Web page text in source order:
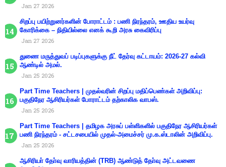
Jan 27 2026
சிறப்பு பயிற்றுனர்களின் போராட்டம் : பணி நிரந்தரம், ஊதிய உயர்வு
கோரிக்கை – நிதியில்லை எனக் கூறி அரசு கைவிரிப்பு
Jan 27 2026
துணை மருத்துவப் படிப்புகளுக்கு நீட் தேர்வு கட்டாயம்: 2026-27 கல்வி
ஆண்டில் அமல்.
Jan 25 2026
Part Time Teachers | முதல்வரின் சிறப்பு மதிப்பெண்கள் அறிவிப்பு:
பகுதிநேர ஆசிரியர்கள் போராட்டம் தற்காலிக வாபஸ்.
Jan 25 2026
Part Time Teachers | தமிழக அரசுப் பள்ளிகளில் பகுதிநேர ஆசிரியர்கள்
பணி நிரந்தரம் - சட்டசபையில் முதல்-அமைச்சர் மு.க.ஸ்டாலின் அறிவிப்பு.
Jan 25 2026
ஆசிரியா் தோ்வு வாரியத்தின் (TRB) ஆண்டுத் தோ்வு அட்டவணை